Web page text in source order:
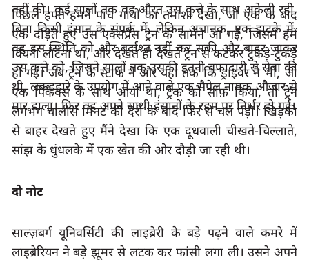
नहीं की। कई सालों तक वह औरत उस कुत्ते के साथ अकेली रही
बिना किसी इंसान के संपर्क में, लेकिन अचानक, एक झटके में
वह इस स्थिति को और बर्दाश्त नहीं कर सकी और बाहर जाकर
उस कुत्ते को, जिसने सालों तक उसकी इतनी वफादारी से सेवा की
थी, लकड़हारे के उपयोग में आने वाले एक सैपेल नामक औजार से
मार डाला। फिर वह अपने साथी इंसानों के रहम पर निर्भर हो गई।
पिछले हफ्ते हमने पांच गायों का तमाशा देखा, जो एक के बाद
एक दौड़ते हुए उस एक्सप्रेस ट्रेन के सामने आ गईं, जिसमें हमें
वियना लौटना था, और देखते ही देखते ट्रेन से कटकर टुकड़े-टुकड़े
हो गईं। जब ट्रेन के स्टाफ ने और यहां तक कि ड्राइवर ने भी, जो
एक पिकैक्स के साथ आया था, ट्रैक को साफ़ किया, तो ट्रेन
लगभग चालीस मिनट की देरी के बाद फिर से चल पड़ी। खिड़की
से बाहर देखते हुए मैंने देखा कि एक दूधवाली चीखते-चिल्लाते
सांझ के धुंधलके में एक खेत की ओर दौड़ी जा रही थी।
दो नोट
साल्ज़बर्ग यूनिवर्सिटी की लाइब्रेरी के बड़े पढ़ने वाले कमरे में
लाइब्रेरियन ने बड़े झूमर से लटक कर फांसी लगा ली। उसने अपने